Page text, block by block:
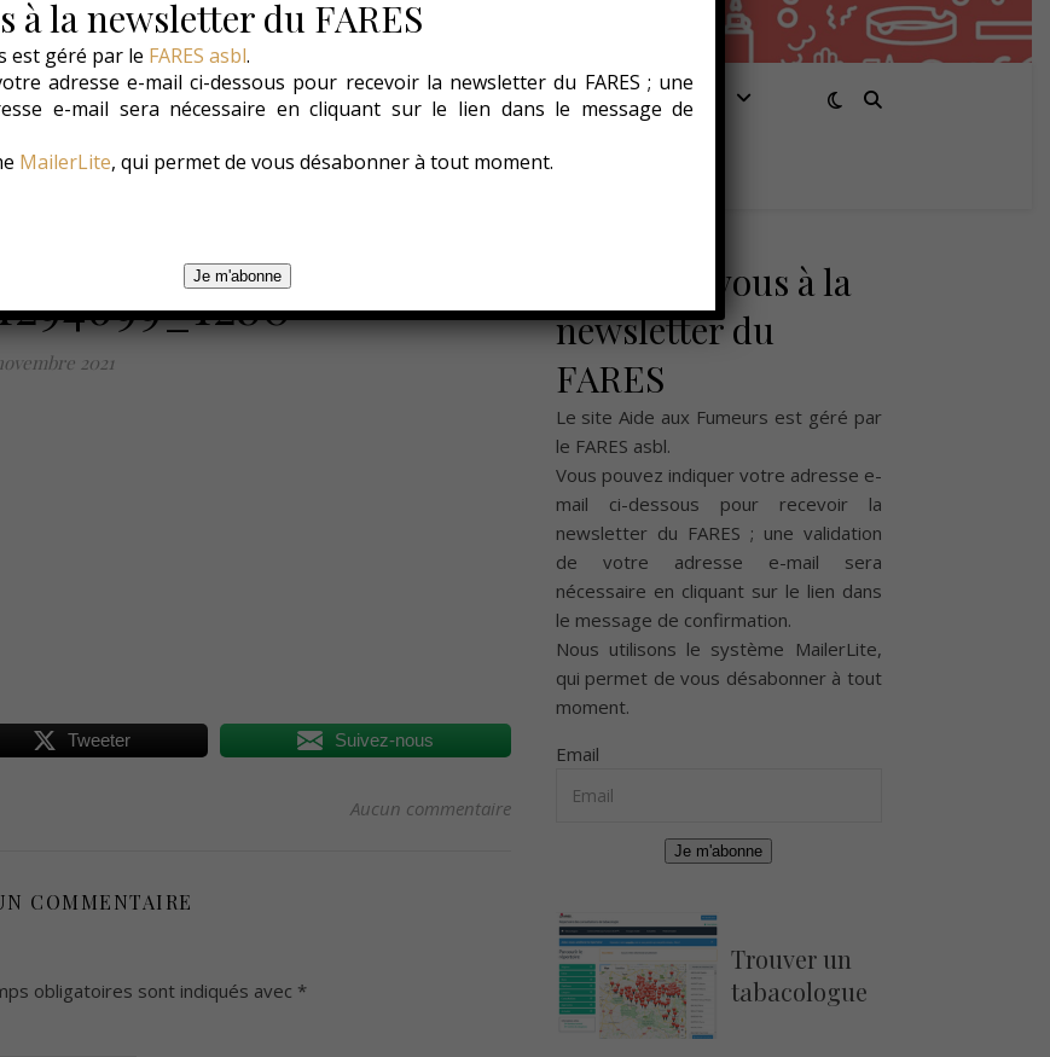
Les Conso Environnement Changer ? Santé/Bien-être
2021
Tweeter Suivez-nous
Aucun commentaire
COMMENTAIRE
obligatoires sont indiqués avec *
Abonnez-vous à la
newsletter du
FARES
Le site Aide aux Fumeurs est géré par
le FARES asbl.
Vous pouvez indiquer votre adresse e-
mail ci-dessous pour recevoir la
newsletter du FARES ; une validation
de votre adresse e-mail sera
nécessaire en cliquant sur le lien dans
le message de confirmation.
Nous utilisons le système MailerLite,
qui permet de vous désabonner à tout
moment.
Email
Je m'abonne
Trouver un
tabacologue
à la newsletter du FARES
est géré par le FARES asbl.
adresse e-mail ci-dessous pour recevoir la newsletter du FARES ; une
e-mail sera nécessaire en cliquant sur le lien dans le message de
MailerLite, qui permet de vous désabonner à tout moment.
Je m'abonne